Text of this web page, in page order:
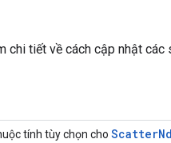
chi tiết về cách cập nhật các
tính tùy chọn cho Scatter